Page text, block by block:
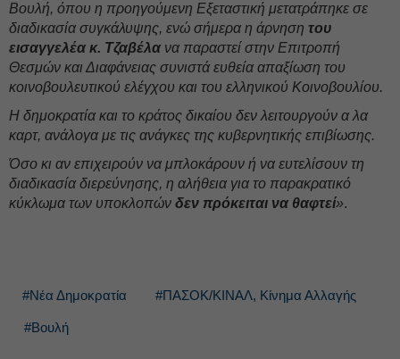
Βουλή, όπου η προηγούμενη Εξεταστική μετατράπηκε σε
διαδικασία συγκάλυψης, ενώ σήμερα η άρνηση του
εισαγγελέα κ. Τζαβέλα να παραστεί στην Επιτροπή
Θεσμών και Διαφάνειας συνιστά ευθεία απαξίωση του
κοινοβουλευτικού ελέγχου και του ελληνικού Κοινοβουλίου.
Η δημοκρατία και το κράτος δικαίου δεν λειτουργούν α λα
καρτ, ανάλογα με τις ανάγκες της κυβερνητικής επιβίωσης.
Όσο κι αν επιχειρούν να μπλοκάρουν ή να ευτελίσουν τη
διαδικασία διερεύνησης, η αλήθεια για το παρακρατικό
κύκλωμα των υποκλοπών δεν πρόκειται να θαφτεί».
#Νέα Δημοκρατία #ΠΑΣΟΚ/ΚΙΝΑΛ, Κίνημα Αλλαγής
#Βουλή